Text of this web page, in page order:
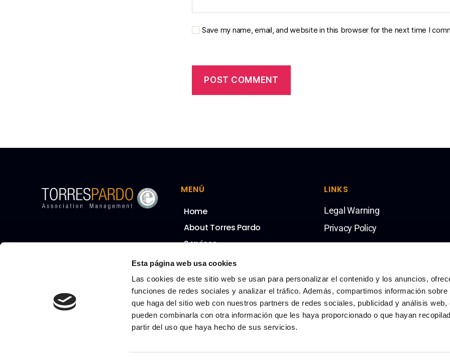
Esta página web usa cookies
Las cookies de este sitio web se usan para personalizar el contenido y los anuncios,
funciones de redes sociales y analizar el tráfico. Además, compartimos información sobre
que haga del sitio web con nuestros partners de redes sociales, publicidad y análisis web,
pueden combinarla con otra información que les haya proporcionado o que hayan
partir del uso que haya hecho de sus servicios.
Save my name, email, and website in this browser for the next time I
MENÚ
Home
About Torres Pardo
Services
Our Team
Clients
Calendar
LINKS
Legal Warning
Privacy Policy